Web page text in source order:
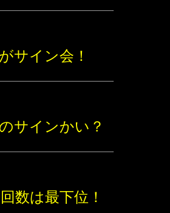
サイン会！
サインかい？
数は最下位！